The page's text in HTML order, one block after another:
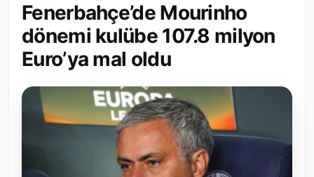
Yerel Yönetimler
Mülki İdare
Toplum ve Yaşam
Sivil Toplum Kuruluşları
Kamu Kurumları ve Üst Kurullar
Fenerbahçe’de Mourinho
dönemi kulübe 107.8 milyon
Euro’ya mal oldu